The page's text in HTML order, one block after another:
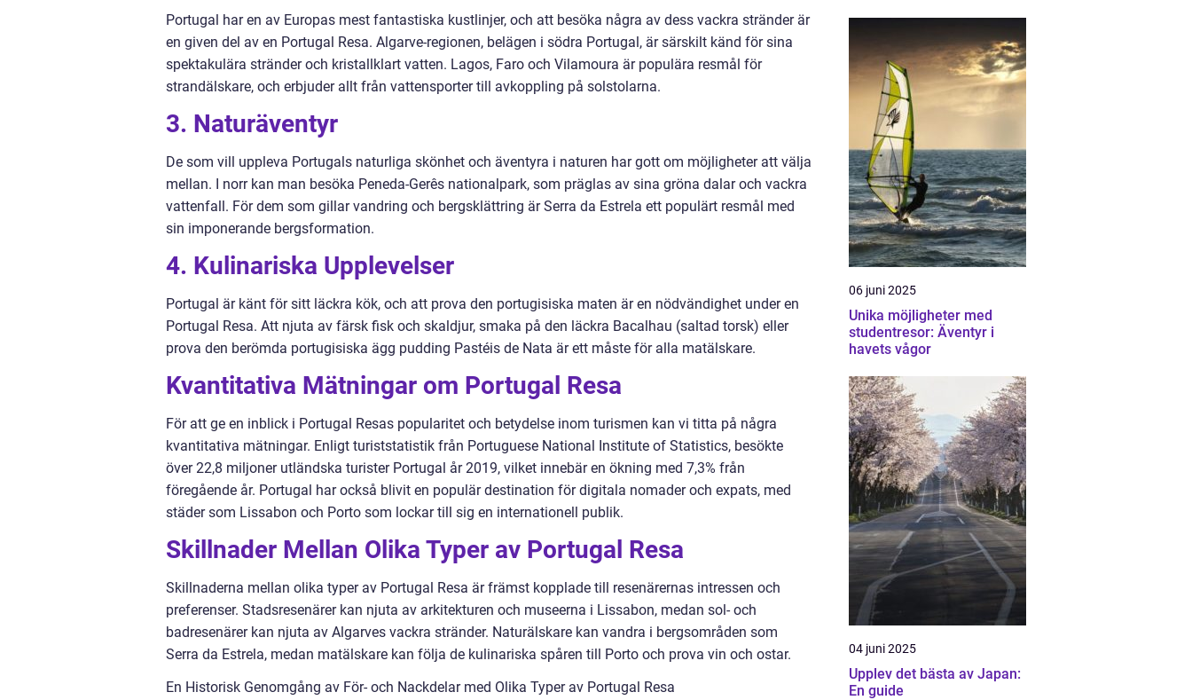
Portugal har en av Europas mest fantastiska kustlinjer, och att besöka några av dess vackra stränder är
en given del av en Portugal Resa. Algarve-regionen, belägen i södra Portugal, är särskilt känd för sina
spektakulära stränder och kristallklart vatten. Lagos, Faro och Vilamoura är populära resmål för
strandälskare, och erbjuder allt från vattensporter till avkoppling på solstolarna.
3. Naturäventyr
De som vill uppleva Portugals naturliga skönhet och äventyra i naturen har gott om möjligheter att välja
mellan. I norr kan man besöka Peneda-Gerês nationalpark, som präglas av sina gröna dalar och vackra
vattenfall. För dem som gillar vandring och bergsklättring är Serra da Estrela ett populärt resmål med
sin imponerande bergsformation.
4. Kulinariska Upplevelser
Portugal är känt för sitt läckra kök, och att prova den portugisiska maten är en nödvändighet under en
Portugal Resa. Att njuta av färsk fisk och skaldjur, smaka på den läckra Bacalhau (saltad torsk) eller
prova den berömda portugisiska ägg pudding Pastéis de Nata är ett måste för alla matälskare.
Kvantitativa Mätningar om Portugal Resa
För att ge en inblick i Portugal Resas popularitet och betydelse inom turismen kan vi titta på några
kvantitativa mätningar. Enligt turiststatistik från Portuguese National Institute of Statistics, besökte
över 22,8 miljoner utländska turister Portugal år 2019, vilket innebär en ökning med 7,3% från
föregående år. Portugal har också blivit en populär destination för digitala nomader och expats, med
städer som Lissabon och Porto som lockar till sig en internationell publik.
Skillnader Mellan Olika Typer av Portugal Resa
Skillnaderna mellan olika typer av Portugal Resa är främst kopplade till resenärernas intressen och
preferenser. Stadsresenärer kan njuta av arkitekturen och museerna i Lissabon, medan sol- och
badresenärer kan njuta av Algarves vackra stränder. Naturälskare kan vandra i bergsområden som
Serra da Estrela, medan matälskare kan följa de kulinariska spåren till Porto och prova vin och ostar.
En Historisk Genomgång av För- och Nackdelar med Olika Typer av Portugal Resa
06 juni 2025
Unika möjligheter med
studentresor: Äventyr i
havets vågor
04 juni 2025
Upplev det bästa av Japan:
En guide